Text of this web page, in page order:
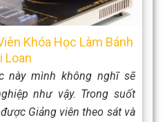
Khóa Học Làm Bánh
Loan
này mình không nghĩ sẽ
như vậy. Trong suốt
Giảng viên theo sát và